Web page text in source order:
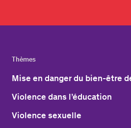
Thèmes
Mise en danger du bien-être
Violence dans l’éducation
Violence sexuelle